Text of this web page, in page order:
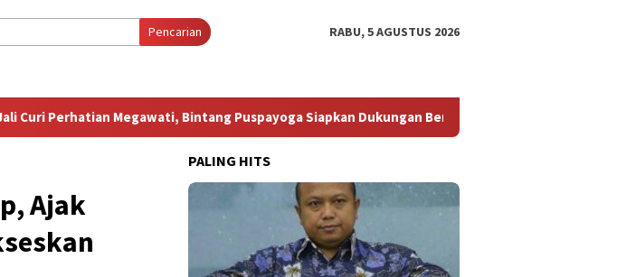
Pencarian RABU, 5 AGUSTUS 2026
Megawati, Bintang Puspayoga Siapkan Dukungan Berkelanjutan
Ajak
PALING HITS